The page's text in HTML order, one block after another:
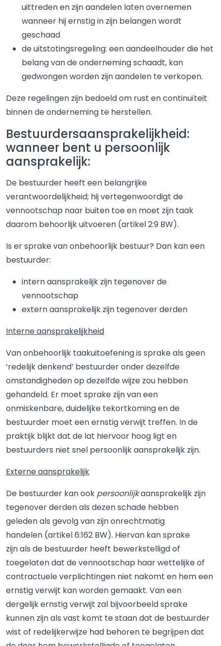
uittreden en zijn aandelen laten overnemen
wanneer hij ernstig in zijn belangen wordt
geschaad
de uitstotingsregeling: een aandeelhouder die het
belang van de onderneming schaadt, kan
gedwongen worden zijn aandelen te verkopen.
Deze regelingen zijn bedoeld om rust en continuïteit
binnen de onderneming te herstellen.
Bestuurdersaansprakelijkheid:
wanneer bent u persoonlijk
aansprakelijk:
De bestuurder heeft een belangrijke
verantwoordelijkheid; hij vertegenwoordigt de
vennootschap naar buiten toe en moet zijn taak
daarom behoorlijk uitvoeren (artikel 2:9 BW).
Is er sprake van onbehoorlijk bestuur? Dan kan een
bestuurder:
intern aansprakelijk zijn tegenover de
vennootschap
extern aansprakelijk zijn tegenover derden
Interne aansprakelijkheid
Van onbehoorlijk taakuitoefening is sprake als geen
‘redelijk denkend’ bestuurder onder dezelfde
omstandigheden op dezelfde wijze zou hebben
gehandeld. Er moet sprake zijn van een
onmiskenbare, duidelijke tekortkoming en de
bestuurder moet een ernstig verwijt treffen. In de
praktijk blijkt dat de lat hiervoor hoog ligt en
bestuurders niet snel persoonlijk aansprakelijk zijn.
Externe aansprakelijk
De bestuurder kan ook persoonlijkaansprakelijk zijn
tegenover derden als dezen schade hebben
geleden als gevolg van zijn onrechtmatig
handelen (artikel 6:162 BW). Hiervan kan sprake
zijn als de bestuurder heeft bewerkstelligd of
toegelaten dat de vennootschap haar wettelijke of
contractuele verplichtingen niet nakomt en hem een
ernstig verwijt kan worden gemaakt. Van een
dergelijk ernstig verwijt zal bijvoorbeeld sprake
kunnen zijn als vast komt te staan dat de bestuurder
wist of redelijkerwijze had behoren te begrijpen dat